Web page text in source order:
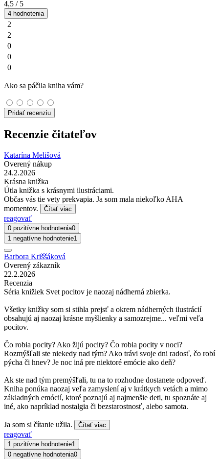
4,5 / 5
4 hodnotenia
2
2
0
0
0
Ako sa páčila kniha vám?
Pridať recenziu
Recenzie čitateľov
Katarína Melišová
Overený nákup
24.2.2026
Krásna knižka
Útla knižka s krásnymi ilustráciami.
Občas vás tie vety prekvapia. Ja som mala niekoľko AHA
momentov.
Čítať viac
reagovať
0 pozitívne hodnotenia0
1 negatívne hodnotenie1
Barbora Kriššáková
Overený zákazník
22.2.2026
Recenzia
Séria knižiek Svet pocitov je naozaj nádherná zbierka.
Všetky knižky som si stihla prejsť a okrem nádherných ilustrácií
obsahujú aj naozaj krásne myšlienky a samozrejme... veľmi veľa
pocitov.
Čo robia pocity? Ako žijú pocity? Čo robia pocity v noci?
Rozmýšľali ste niekedy nad tým? Ako trávi svoje dni radosť, čo robí
pýcha či hnev? Je noc iná pre niektoré emócie ako deň?
Ak ste nad tým premýšľali, tu na to rozhodne dostanete odpoveď.
Kniha ponúka naozaj veľa zamyslení aj v krátkych vetách a mimo
základných emócií, ktoré poznajú aj najmenšie deti, tu spoznáte aj
iné, ako napríklad nostalgia či bezstarostnosť, alebo samota.
Ja som si čítanie užila. Čítať viac
reagovať
1 pozitívne hodnotenie1
0 negatívne hodnotenia0